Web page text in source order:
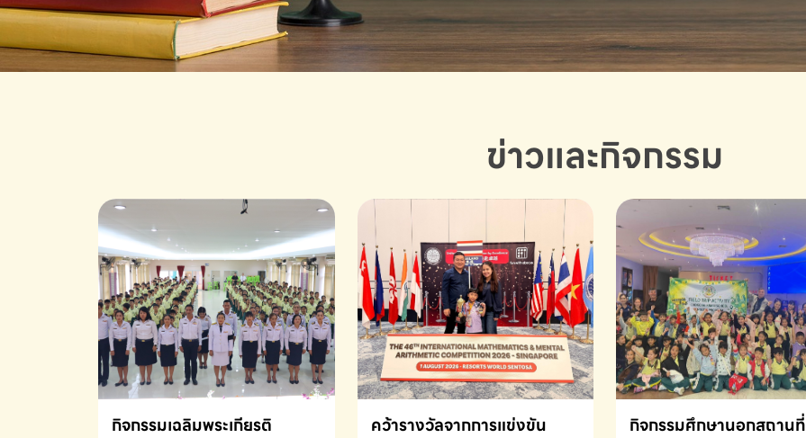
ข่าวและกิจกรรม
กิจกรรมเฉลิมพระเกียรติ
คว้ารางวัลจากการแข่งขัน
กิจกรรมศึกษานอกสถานที่ ณ